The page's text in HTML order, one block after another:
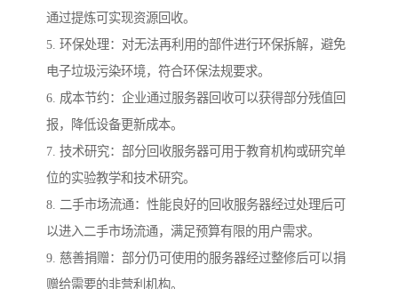
通过提炼可实现资源回收。
5. 环保处理：对无法再利用的部件进行环保拆解，避免
电子垃圾污染环境，符合环保法规要求。
6. 成本节约：企业通过服务器回收可以获得部分残值回
报，降低设备更新成本。
7. 技术研究：部分回收服务器可用于教育机构或研究单
位的实验教学和技术研究。
8. 二手市场流通：性能良好的回收服务器经过处理后可
以进入二手市场流通，满足预算有限的用户需求。
9. 慈善捐赠：部分仍可使用的服务器经过整修后可以捐
赠给需要的非营利机构。